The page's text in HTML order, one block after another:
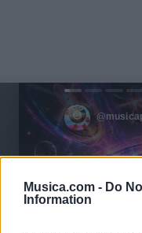
Musica.com - Do
Information